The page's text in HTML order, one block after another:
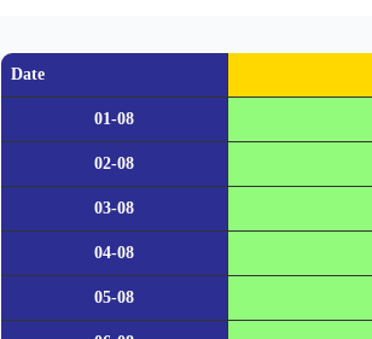
Date
01-08
02-08
03-08
04-08
05-08